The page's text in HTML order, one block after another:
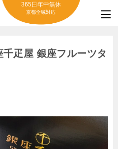
365日年中無休
京都全域対応
千疋屋 銀座フルーツタ